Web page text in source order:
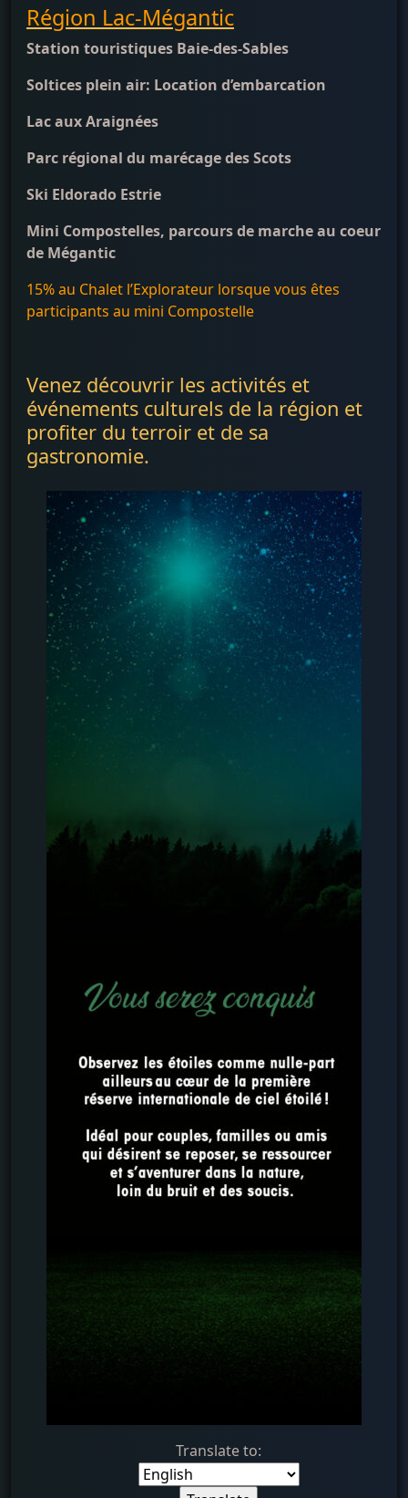
Région Lac-Mégantic
Station touristiques Baie-des-Sables
Soltices plein air: Location d’embarcation
Lac aux Araignées
Parc régional du marécage des Scots
Ski Eldorado Estrie
Mini Compostelles, parcours de marche au coeur
de Mégantic
15% au Chalet l’Explorateur lorsque vous êtes
participants au mini Compostelle
Venez découvrir les activités et
événements culturels de la région et
profiter du terroir et de sa
gastronomie.
Translate to: